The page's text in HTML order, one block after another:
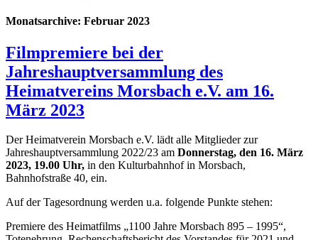
Monatsarchive: Februar 2023
Filmpremiere bei der
Jahreshauptversammlung des
Heimatvereins Morsbach e.V. am 16.
März 2023
Der Heimatverein Morsbach e.V. lädt alle Mitglieder zur
Jahreshauptversammlung 2022/23 am Donnerstag, den 16. März
2023, 19.00 Uhr, in den Kulturbahnhof in Morsbach,
Bahnhofstraße 40, ein.
Auf der Tagesordnung werden u.a. folgende Punkte stehen:
Premiere des Heimatfilms „1100 Jahre Morsbach 895 – 1995“,